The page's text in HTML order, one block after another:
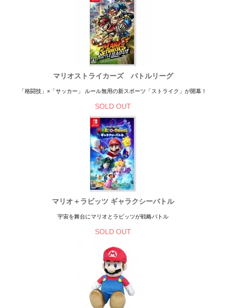
マリオストライカーズ バトルリーグ
「格闘技」×「サッカー」 ルール無用の新スポーツ「ストライク」が開幕！
SOLD OUT
マリオ＋ラビッツ ギャラクシーバトル
宇宙を舞台にマリオとラビッツが戦略バトル
SOLD OUT